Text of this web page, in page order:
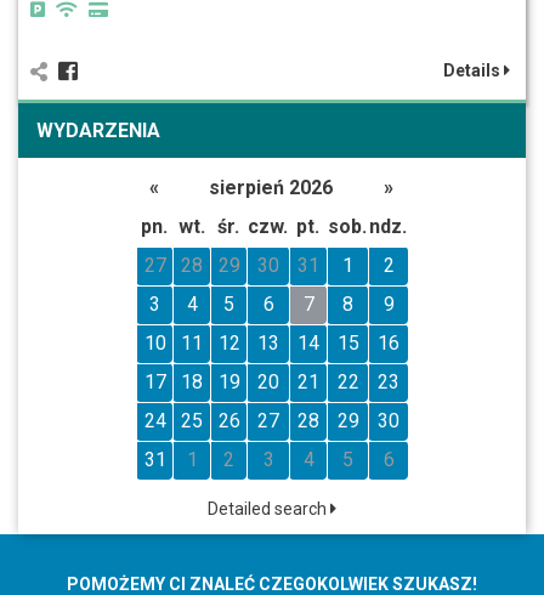
Details
WYDARZENIA
« sierpień 2026
»
pn. wt. śr. czw. pt. sob. ndz.
27
28 29 30 31 1
2
3
4 5 6 7 8
9
10
11 12 13 14 15
16
17
18 19 20 21 22
23
24
25 26 27 28 29
30
31
1 2 3 4 5 6
Detailed search
POMOŻEMY CI ZNALEĆ CZEGOKOLWIEK SZUKASZ!